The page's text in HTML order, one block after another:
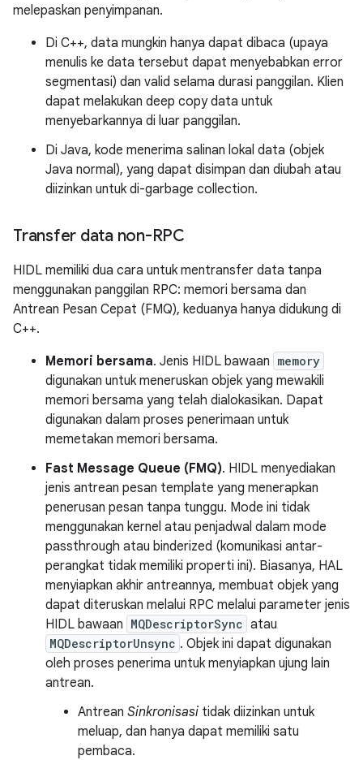
melepaskan penyimpanan.
Di C++, data mungkin hanya dapat dibaca (upaya
menulis ke data tersebut dapat menyebabkan error
segmentasi) dan valid selama durasi panggilan. Klien
dapat melakukan deep copy data untuk
menyebarkannya di luar panggilan.
Di Java, kode menerima salinan lokal data (objek
Java normal), yang dapat disimpan dan diubah atau
diizinkan untuk di-garbage collection.
Transfer data non-RPC
HIDL memiliki dua cara untuk mentransfer data tanpa
menggunakan panggilan RPC: memori bersama dan
Antrean Pesan Cepat (FMQ), keduanya hanya didukung di
C++.
Memori bersama. Jenis HIDL bawaan memory
digunakan untuk meneruskan objek yang mewakili
memori bersama yang telah dialokasikan. Dapat
digunakan dalam proses penerimaan untuk
memetakan memori bersama.
Fast Message Queue (FMQ). HIDL menyediakan
jenis antrean pesan template yang menerapkan
penerusan pesan tanpa tunggu. Mode ini tidak
menggunakan kernel atau penjadwal dalam mode
passthrough atau binderized (komunikasi antar-
perangkat tidak memiliki properti ini). Biasanya, HAL
menyiapkan akhir antreannya, membuat objek yang
dapat diteruskan melalui RPC melalui parameter jenis
HIDL bawaan MQDescriptorSync atau
MQDescriptorUnsync . Objek ini dapat digunakan
oleh proses penerima untuk menyiapkan ujung lain
antrean.
Antrean Sinkronisasi tidak diizinkan untuk
meluap, dan hanya dapat memiliki satu
pembaca.